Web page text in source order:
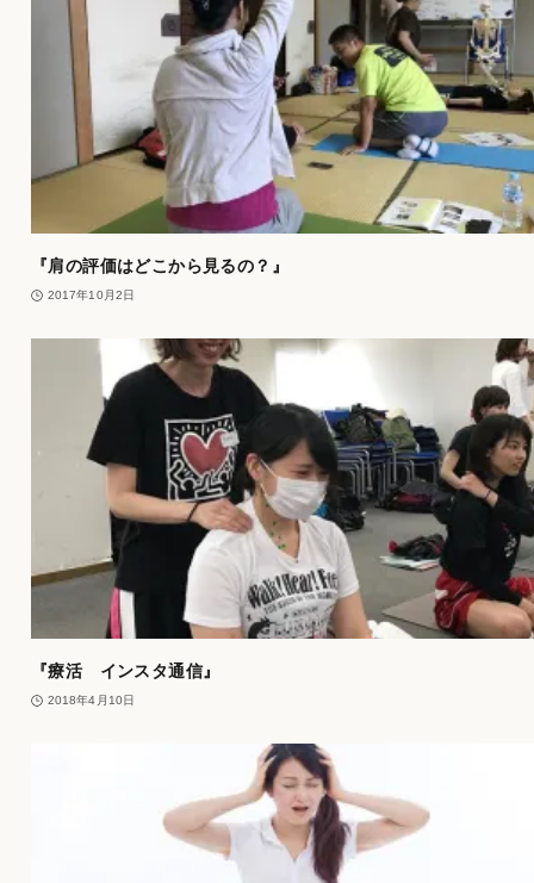
『肩の評価はどこから見るの？』
2017年10月2日
『療活 インスタ通信』
2018年4月10日